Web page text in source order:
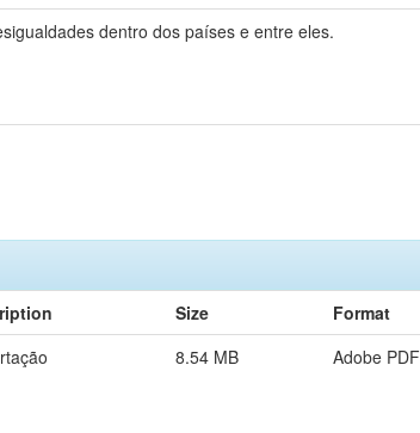
dentro dos países e entre eles.
Size
Format
8.54 MB Adobe PDF